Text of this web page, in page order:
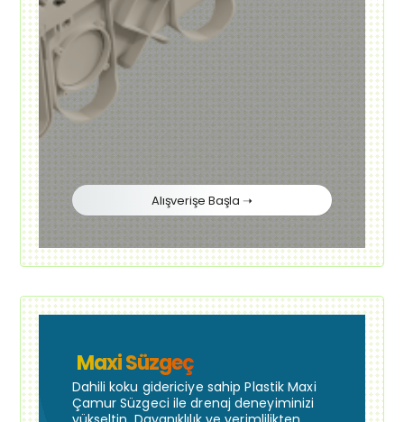
Alışverişe Başla ➝
Maxi Süzgeç
Dahili koku gidericiye sahip Plastik Maxi
Çamur Süzgeci ile drenaj deneyiminizi